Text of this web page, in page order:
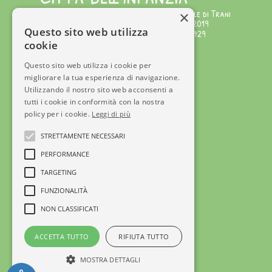
Testata giornalistica iscritta al Tribunale di Trani
Numero Registro Stampa 221/2019 del 1/02/2019
info@cittadellinfanzia.it
Editore: APS Città dell'Infanzia C.F.92072340729
Tel +39 3715600890
Direttore Responsabile: Serena Gisotti
© Copyright 2025
Privacy Policy
×
Questo sito web utilizza
cookie
Questo sito web utilizza i cookie per
migliorare la tua esperienza di navigazione.
Utilizzando il nostro sito web acconsenti a
tutti i cookie in conformità con la nostra
policy per i cookie. Leggi di più
STRETTAMENTE NECESSARI
PERFORMANCE
TARGETING
FUNZIONALITÀ
NON CLASSIFICATI
ACCETTA TUTTO RIFIUTA TUTTO
MOSTRA DETTAGLI